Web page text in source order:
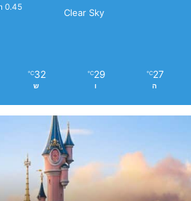
Clear Sky
0.45 km/h
27
℃
ה
29
℃
ו
32
℃
ש
נ